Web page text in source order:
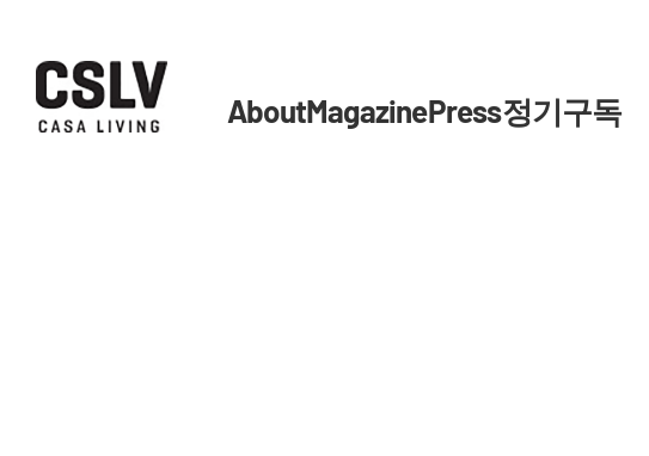
AboutMagazinePress정기구독